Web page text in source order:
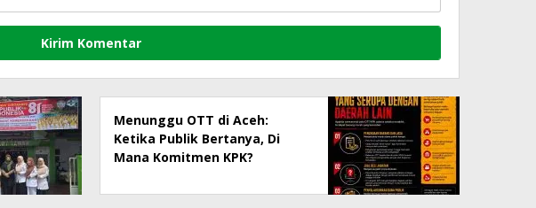
Menunggu OTT di Aceh:
Ketika Publik Bertanya, Di
Mana Komitmen KPK?